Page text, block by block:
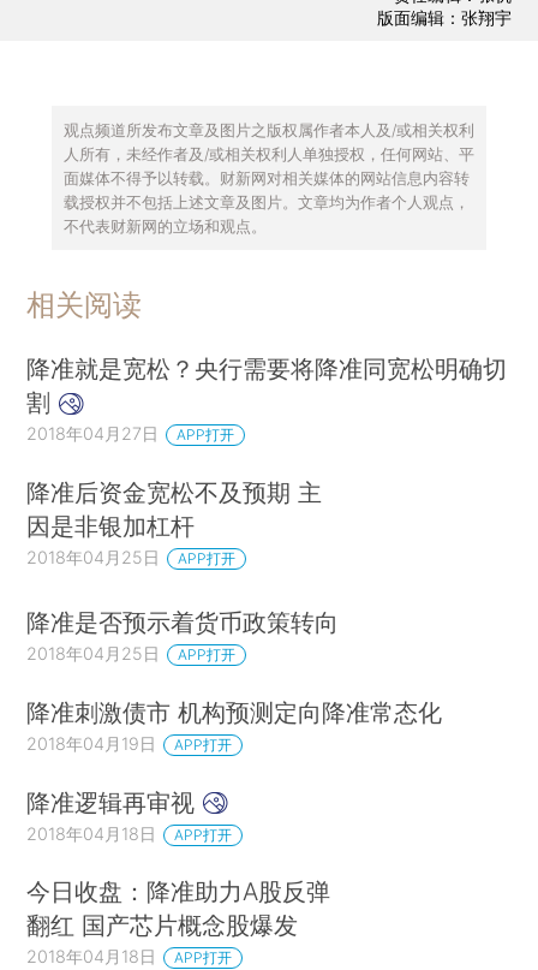
版面编辑：张翔宇
观点频道所发布文章及图片之版权属作者本人及/或相关权利
人所有，未经作者及/或相关权利人单独授权，任何网站、平
面媒体不得予以转载。财新网对相关媒体的网站信息内容转
载授权并不包括上述文章及图片。文章均为作者个人观点，
不代表财新网的立场和观点。
相关阅读
降准就是宽松？央行需要将降准同宽松明确切
割
2018年04月27日 APP打开
降准后资金宽松不及预期 主
因是非银加杠杆
2018年04月25日 APP打开
降准是否预示着货币政策转向
2018年04月25日 APP打开
降准刺激债市 机构预测定向降准常态化
2018年04月19日 APP打开
降准逻辑再审视
2018年04月18日 APP打开
今日收盘：降准助力A股反弹
翻红 国产芯片概念股爆发
2018年04月18日 APP打开